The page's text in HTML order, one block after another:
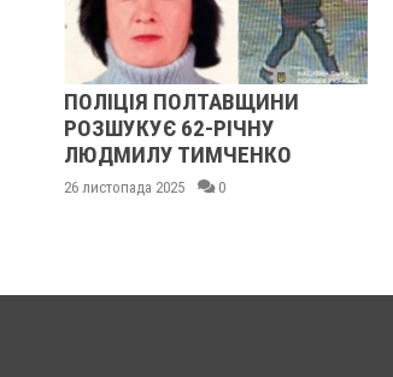
ПОЛІЦІЯ ПОЛТАВЩИНИ
РОЗШУКУЄ 62-РІЧНУ
ЛЮДМИЛУ ТИМЧЕНКО
26 листопада 2025 0